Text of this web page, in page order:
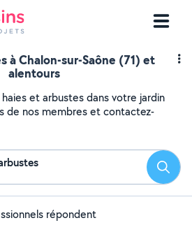
à Chalon-sur-Saône (71) et
alentours
et arbustes dans votre jardin
de nos membres et contactez-
répondent